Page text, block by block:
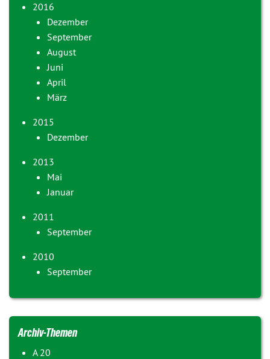
2016
Dezember
September
August
Juni
April
März
2015
Dezember
2013
Mai
Januar
2011
September
2010
September
Archiv-Themen
A 20